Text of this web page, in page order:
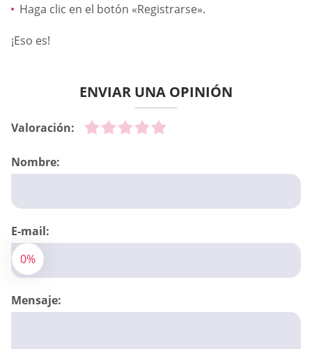
0%
Haga clic en el botón «Registrarse».
¡Eso es!
ENVIAR UNA OPINIÓN
Valoración:
Nombre:
E-mail:
Mensaje: